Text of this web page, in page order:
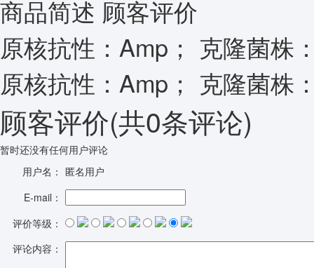
商品简述 顾客评价
原核抗性：Amp； 克隆菌株
原核抗性：Amp； 克隆菌株
顾客评价(共0条评论)
暂时还没有任何用户评论
用户名： 匿名用户
E-mail：
评价等级：
评论内容：